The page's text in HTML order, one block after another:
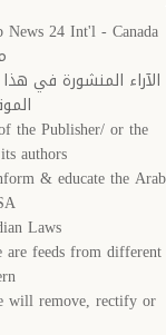
الآراء المنشورة في
the Publisher/ or the
authors.
& educate the Arab
Laws
are feeds from different
will remove, rectify or